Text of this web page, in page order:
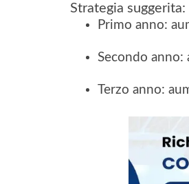
Strategia suggerita:
Primo anno:
Secondo anno:
Terzo anno: